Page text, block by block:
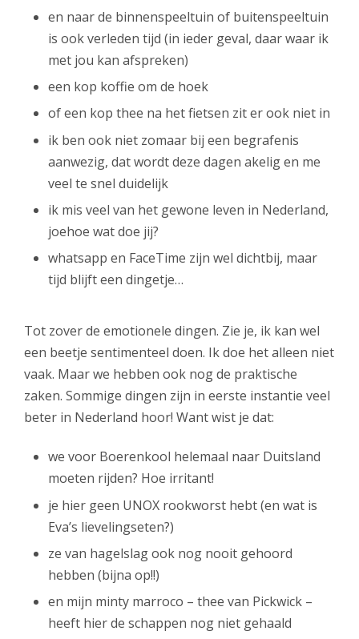
en naar de binnenspeeltuin of buitenspeeltuin
is ook verleden tijd (in ieder geval, daar waar ik
met jou kan afspreken)
een kop koffie om de hoek
of een kop thee na het fietsen zit er ook niet in
ik ben ook niet zomaar bij een begrafenis
aanwezig, dat wordt deze dagen akelig en me
veel te snel duidelijk
ik mis veel van het gewone leven in Nederland,
joehoe wat doe jij?
whatsapp en FaceTime zijn wel dichtbij, maar
tijd blijft een dingetje…
Tot zover de emotionele dingen. Zie je, ik kan wel
een beetje sentimenteel doen. Ik doe het alleen niet
vaak. Maar we hebben ook nog de praktische
zaken. Sommige dingen zijn in eerste instantie veel
beter in Nederland hoor! Want wist je dat:
we voor Boerenkool helemaal naar Duitsland
moeten rijden? Hoe irritant!
je hier geen UNOX rookworst hebt (en wat is
Eva’s lievelingseten?)
ze van hagelslag ook nog nooit gehoord
hebben (bijna op!!)
en mijn minty marroco – thee van Pickwick –
heeft hier de schappen nog niet gehaald